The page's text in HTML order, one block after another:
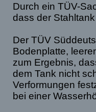
Durch ein TÜV-
dass der
Der TÜV
Bodenplatte,
zum Ergebnis,
dem Tank nicht
Verformungen
bei einer